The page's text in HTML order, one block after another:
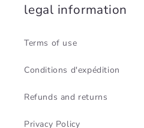
legal information
Terms of use
Conditions d'expédition
Refunds and returns
Privacy Policy